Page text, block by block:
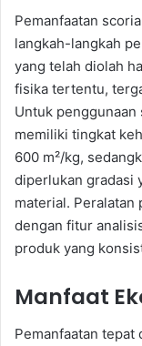
Pemanfaatan
langkah-langkah
yang telah diolah
fisika tertentu,
Untuk
memiliki tingkat
600 m²/kg,
diperlukan gradasi
material.
dengan fitur
produk yang
Manfaat
Pemanfaatan tepat